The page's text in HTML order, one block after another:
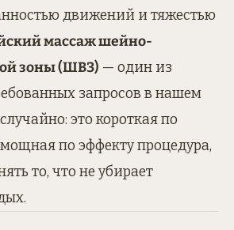
движений и тяжестью
массаж шейно-
зоны (ШВЗ) — один из
запросов в нашем
это короткая по
по эффекту процедура,
то, что не убирает